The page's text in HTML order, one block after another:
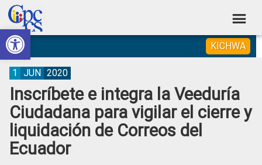
Abrir barra de herramientas
Skip
to
primary
navigation
Skip
to
main
content
Skip
to
primary
sidebar
Skip
to
footer
Consejo
de
Participación
Ciudadana
Control
Social
Construyendo
Poder
Ciudadano
KICHWA
Inscríbete e integra la Veeduría
Ciudadana para vigilar el cierre y
liquidación de Correos del
Ecuador
1 JUN 2020